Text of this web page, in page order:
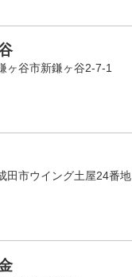
谷市新鎌ヶ谷2-7-1
市ウイング土屋24番地